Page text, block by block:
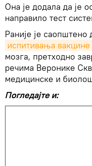
Она је додала да је
направило тест
Раније је саопштено
испитивања
мозга, претходно
речима Веронике
медицинске и
Погледајте и: